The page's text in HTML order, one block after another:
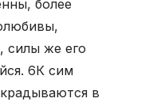
более
силы же его
6К сим
в